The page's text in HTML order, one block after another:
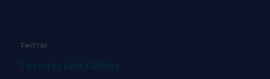
Twitter